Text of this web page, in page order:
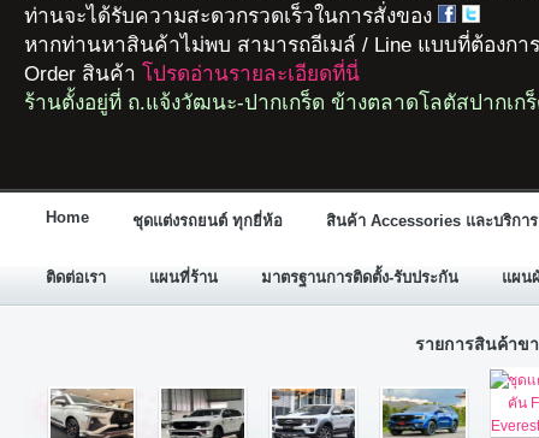
ท่านจะได้รับความสะดวกรวดเร็วในการสั่งของ
หากท่านหาสินค้าไม่พบ สามารถอีเมล์ / Line แบบที่ต้องกา
Order สินค้า โปรดอ่านรายละเอียดที่นี่
ร้านตั้งอยู่ที่ ถ.แจ้งวัฒนะ-ปากเกร็ด ข้างตลาดโลตัสปากเก
Home ชุดแต่งรถยนต์ ทุกยี่ห้อ สินค้า Accessories และบริการ
ติดต่อเรา แผนที่ร้าน มาตรฐานการติดตั้ง-รับประกัน แผน
รายการสินค้าข